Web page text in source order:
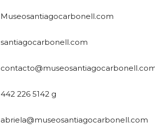
Museosantiagocarbonell.com
santiagocarbonell.com
442 226 5142 g
abriela@museosantiagocarbonell.com